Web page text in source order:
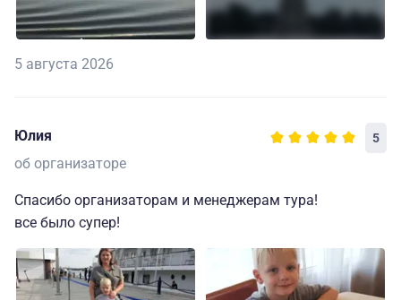
5 августа 2026
Юлия 5
об организаторе
Спасибо организаторам и менеджерам тура!
все было супер!